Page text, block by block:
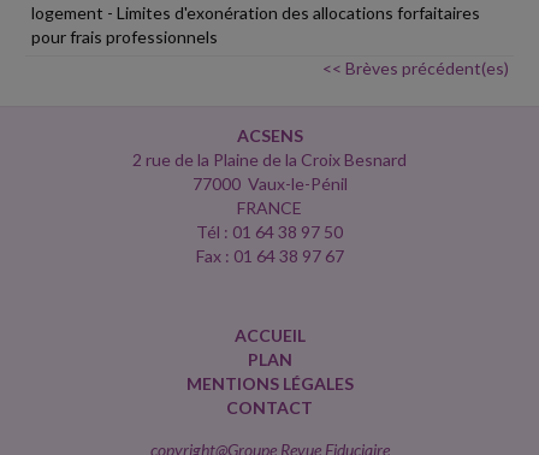
logement - Limites d'exonération des allocations forfaitaires
pour frais professionnels
<< Brèves précédent(es)
ACSENS
2 rue de la Plaine de la Croix Besnard
77000 Vaux-le-Pénil
FRANCE
Tél : 01 64 38 97 50
Fax : 01 64 38 97 67
ACCUEIL
PLAN
MENTIONS LÉGALES
CONTACT
copyright@Groupe Revue Fiduciaire